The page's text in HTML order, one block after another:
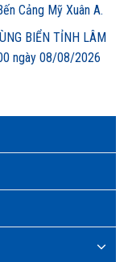
Cảng Mỹ Xuân A.
BIỂN TỈNH LÂM
ngày 08/08/2026